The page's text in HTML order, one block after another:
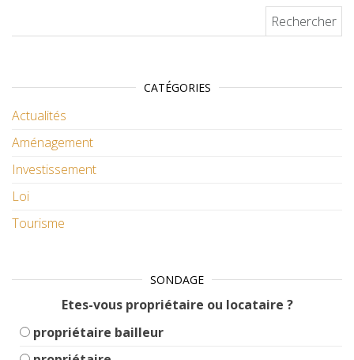
CATÉGORIES
Actualités
Aménagement
Investissement
Loi
Tourisme
SONDAGE
Etes-vous propriétaire ou locataire ?
propriétaire bailleur